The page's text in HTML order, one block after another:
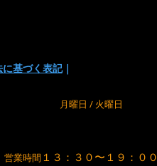
基づく表記｜
月曜日 / 火曜日
営業時間 １３：３０〜１９：００